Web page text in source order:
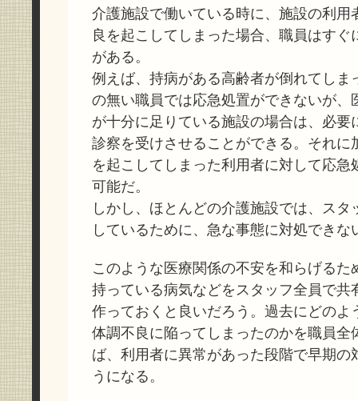
介護施設で働いている時に、施設の利用
良を起こしてしまった場合、職員はすぐ
がある。
例えば、持病がある高齢者が倒れてしま
の無い職員では応急処置ができないが、
が十分に足りている施設の場合は、必要
診察を受けさせることができる。それに
を起こしてしまった利用者に対して応急
可能だ。
しかし、ほとんどの介護施設では、スタ
しているために、急な事態に対処できな
このような医療関係の不安を和らげるた
持っている病気などをスタッフ全員で共
作っておくと良いだろう。過去にどのよ
体調不良に陥ってしまったのかを職員全
ば、利用者に異常があった段階で早期の
うになる。